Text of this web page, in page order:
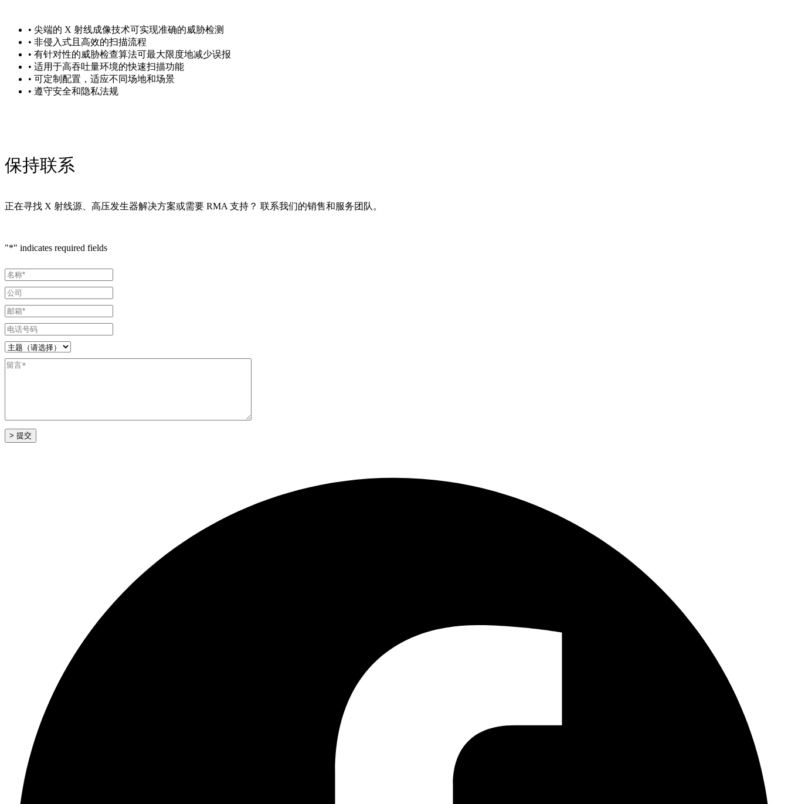
• 尖端的 X 射线成像技术可实现准确的威胁检测
• 非侵入式且高效的扫描流程
• 有针对性的威胁检查算法可最大限度地减少误报
• 适用于高吞吐量环境的快速扫描功能
• 可定制配置，适应不同场地和场景
• 遵守安全和隐私法规
保持联系
正在寻找 X 射线源、高压发生器解决方案或需要 RMA 支持？ 联系我们的销售和服务团队。
"*" indicates required fields